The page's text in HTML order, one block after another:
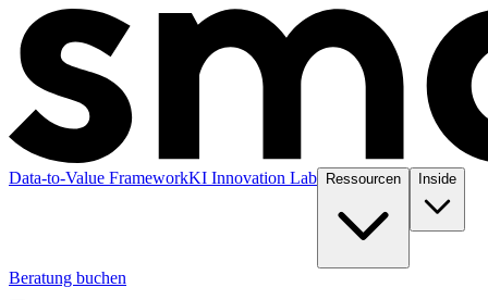
Data-to-Value FrameworkKI Innovation Lab Ressourcen Inside
Beratung buchen